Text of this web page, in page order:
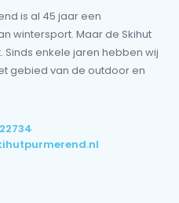
is al 45 jaar een
wintersport. Maar de Skihut
enkele jaren hebben wij
gebied van de outdoor en